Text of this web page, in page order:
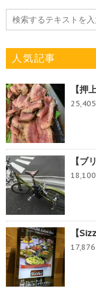
人気記事
【押
【ブ
【